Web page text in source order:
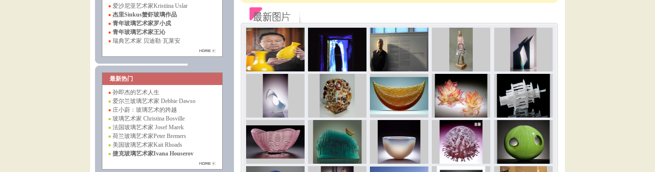
爱沙尼亚艺术家Kristiina Uslar
杰里Sinkus蟹虾玻璃作品
青年玻璃艺术家罗小戍
青年玻璃艺术家王沁
瑞典艺术家 贝迪勒·瓦莱安
最新热门
孙即杰的艺术人生
爱尔兰玻璃艺术家 Debbie Dawso
庄小蔚：玻璃艺术的跨越
玻璃艺术家 Christina Bosville
法国玻璃艺术家 Josef Marek
荷兰玻璃艺术家Peter Bremers
美国玻璃艺术家Kait Rhoads
捷克玻璃艺术家Ivana Houserov